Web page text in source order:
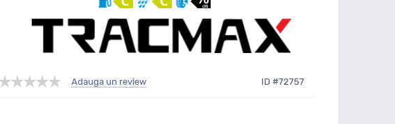
Adauga un review ID #72757